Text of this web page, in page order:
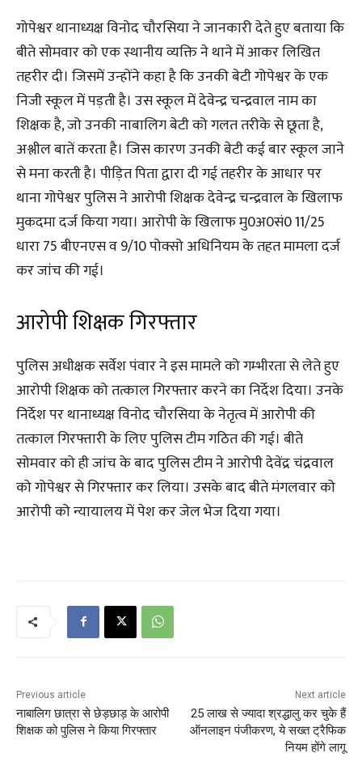
गोपेश्वर थानाध्यक्ष विनोद चौरसिया ने जानकारी देते हुए बताया कि
बीते सोमवार को एक स्थानीय व्यक्ति ने थाने में आकर लिखित
तहरीर दी। जिसमें उन्होंने कहा है कि उनकी बेटी गोपेश्वर के एक
निजी स्कूल में पड़ती है। उस स्कूल में देवेन्द्र चन्द्रवाल नाम का
शिक्षक है, जो उनकी नाबालिग बेटी को गलत तरीके से छूता है,
अश्लील बातें करता है। जिस कारण उनकी बेटी कई बार स्कूल जाने
से मना करती है। पीड़ित पिता द्वारा दी गई तहरीर के आधार पर
थाना गोपेश्वर पुलिस ने आरोपी शिक्षक‌ देवेन्द्र चन्द्रवाल के खिलाफ
मुकदमा दर्ज किया गया। आरोपी के खिलाफ मु0अ0सं0 11/25
धारा 75 बीएनएस व 9/10 पोक्सो अधिनियम के तहत मामला दर्ज
कर जांच की गई।
आरोपी शिक्षक गिरफ्तार
पुलिस अधीक्षक सर्वेश पंवार ने इस मामले को गम्भीरता से लेते हुए
आरोपी शिक्षक को तत्काल गिरफ्तार करने का निर्देश दिया। उनके
निर्देश पर थानाध्यक्ष विनोद चौरसिया के नेतृत्व में आरोपी की
तत्काल गिरफ्तारी के लिए पुलिस टीम गठित की गई। बीते
सोमवार को ही जांच के बाद पुलिस टीम ने आरोपी देवेंद्र चंद्रवाल
को गोपेश्वर से गिरफ्तार कर लिया। उसके बाद बीते मंगलवार को
आरोपी को न्यायालय में पेश कर जेल भेज दिया गया।
Previous article
नाबालिग छात्रा से छेड़छाड़ के आरोपी
शिक्षक को पुलिस ने किया गिरफ्तार
Next article
25 लाख से ज्यादा श्रद्धालु कर चुके हैं
ऑनलाइन पंजीकरण, ये सख्त ट्रैफिक
नियम होंगे लागू